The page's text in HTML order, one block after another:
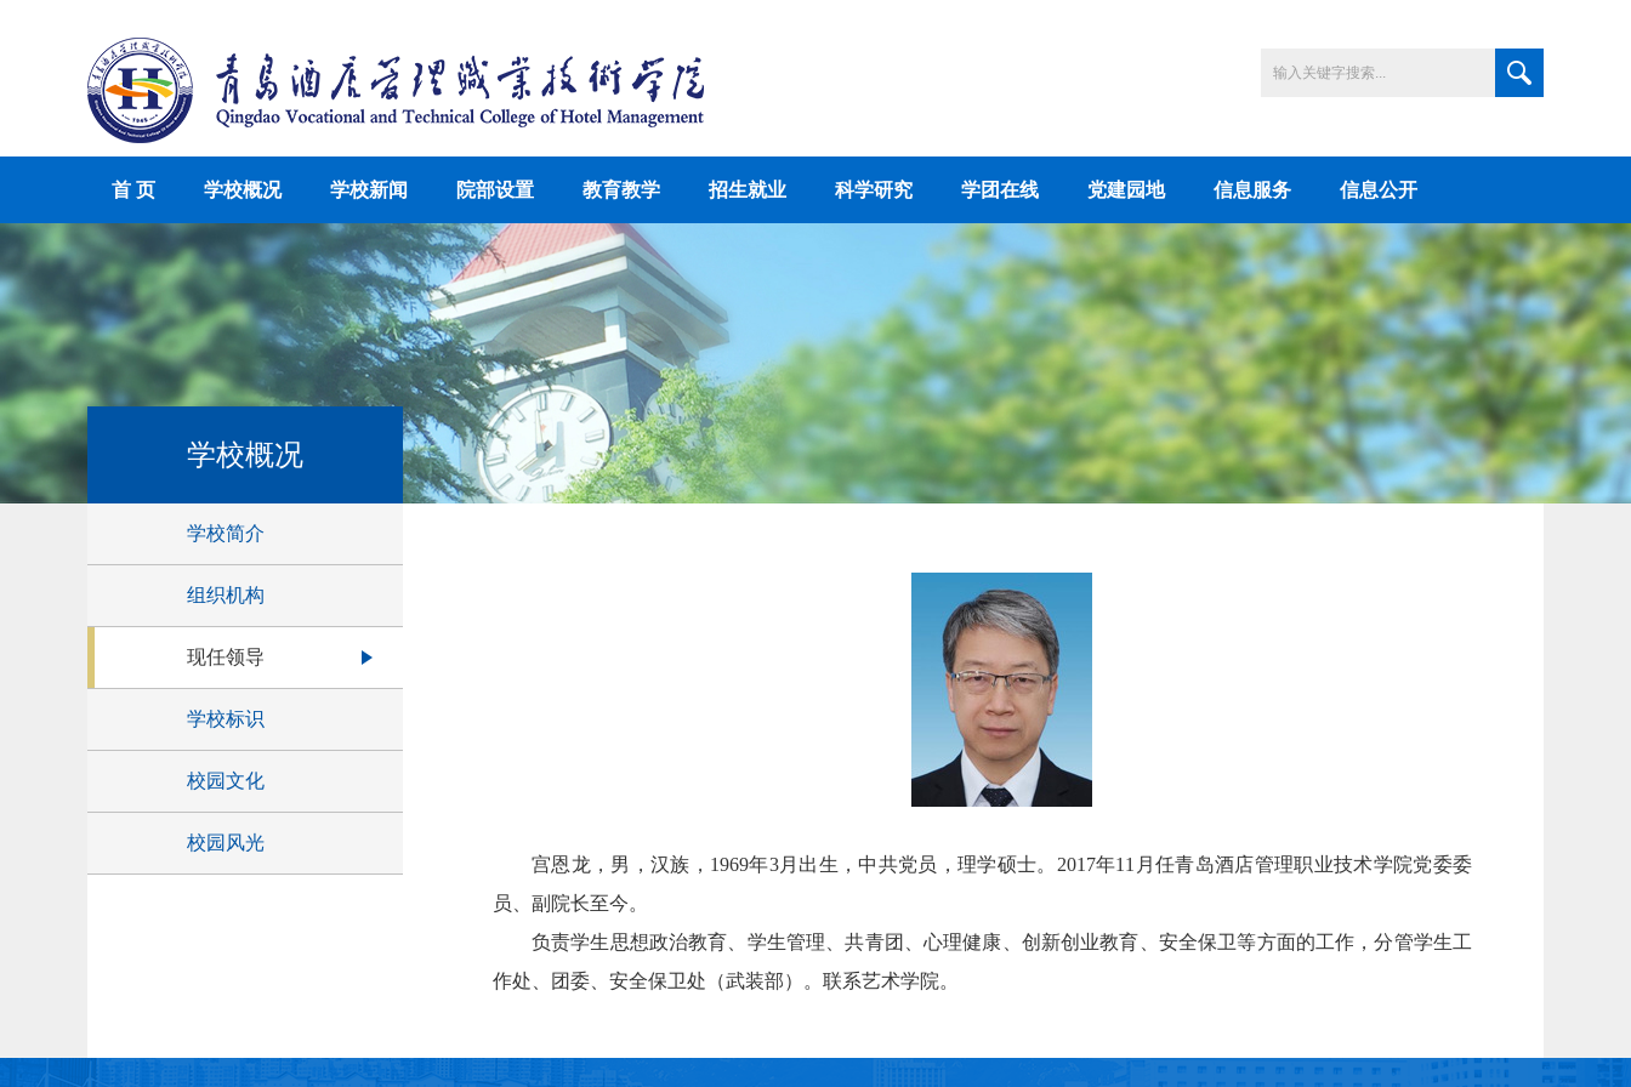
首 页 学校概况 学校新闻 院部设置 教育教学 招生就业 科学研究 学团在线 党建园地 信息服务 信息公开
学校概况
学校简介
组织机构
现任领导
学校标识
校园文化
校园风光
宫恩龙，男，汉族，1969年3月出生，中共党员，理学硕士。2017年11月任青岛酒店管理职业技术学院党委委
员、副院长至今。
负责学生思想政治教育、学生管理、共青团、心理健康、创新创业教育、安全保卫等方面的工作，分管学生工
作处、团委、安全保卫处（武装部）。联系艺术学院。